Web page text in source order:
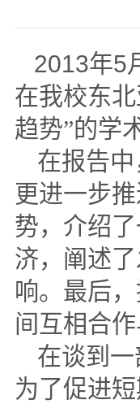
2013年5
在我校东
趋势”的学
在报告
更进一步
势，介绍
济，阐述
响。最后
间互相合
在谈到
为了促进